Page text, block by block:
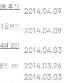
후 달 2014.04.09
운로드
2014.04.09
월 8일
2014.04.03
제 (3) 2014.03.26
2014.03.03